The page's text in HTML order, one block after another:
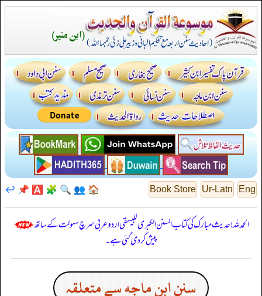
Eng
Ur-Latn
Book Store
🏠
👥
🔍
🧩
🅰️
📌
↩️
الحمدللہ! حدیث مبارک کی کتاب السنن الكبرى للبيهقي اردو عربی سرچ سہولت کے ساتھ
پیش کر دی گئی ہے۔
سنن ابن ماجه سے متعلقہ